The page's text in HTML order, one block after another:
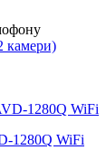
камери)
1280Q WiFi